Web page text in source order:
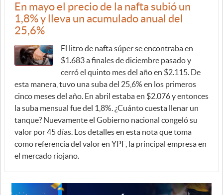
En mayo el precio de la nafta subió un
1,8% y lleva un acumulado anual del
25,6%
El litro de nafta súper se encontraba en
$1.683 a finales de diciembre pasado y
cerró el quinto mes del año en $2.115. De
esta manera, tuvo una suba del 25,6% en los primeros
cinco meses del año. En abril estaba en $2.076 y entonces
la suba mensual fue del 1,8%. ¿Cuánto cuesta llenar un
tanque? Nuevamente el Gobierno nacional congeló su
valor por 45 días. Los detalles en esta nota que toma
como referencia del valor en YPF, la principal empresa en
el mercado riojano.